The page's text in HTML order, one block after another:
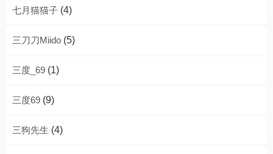
七月猫猫子 (4)
三刀刀Miido (5)
三度_69 (1)
三度69 (9)
三狗先生 (4)